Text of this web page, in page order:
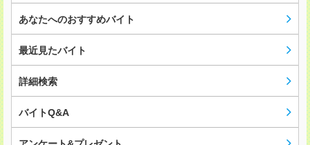
あなたへのおすすめバイト
最近見たバイト
詳細検索
バイトQ&A